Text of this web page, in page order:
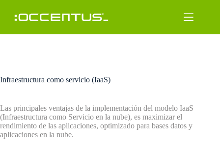
contenido
Infraestructura como servicio (IaaS)
Las principales ventajas de la implementación del modelo IaaS
(Infraestructura como Servicio en la nube), es maximizar el
rendimiento de las aplicaciones, optimizado para bases datos y
aplicaciones en la nube.